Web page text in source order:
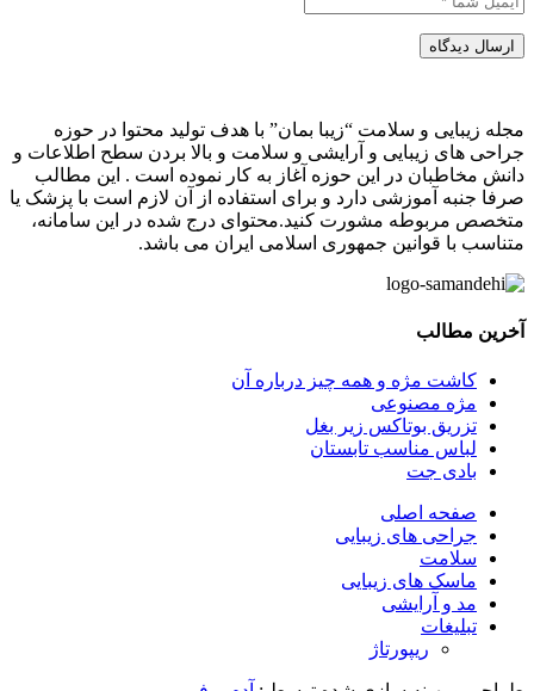
ارسال دیدگاه
مجله زیبایی و سلامت “زیبا بمان” با هدف تولید محتوا در حوزه
جراحی های زیبایی و آرایشی و سلامت و بالا بردن سطح اطلاعات و
دانش مخاطبان در این حوزه آغاز به کار نموده است . این مطالب
صرفا جنبه آموزشی دارد و برای استفاده از آن لازم است با پزشک یا
متخصص مربوطه مشورت کنید.محتوای درج شده در این سامانه،
متناسب با قوانین جمهوری اسلامی ایران می باشد.
آخرین مطالب
کاشت مژه و همه چیز درباره آن
مژه مصنوعی
تزریق بوتاکس زیر بغل
لباس مناسب تابستان
بادی‌ جت
صفحه اصلی
جراحی های زیبایی
سلامت
ماسک های زیبایی
مد و آرایشی
تبلیغات
ریپورتاژ